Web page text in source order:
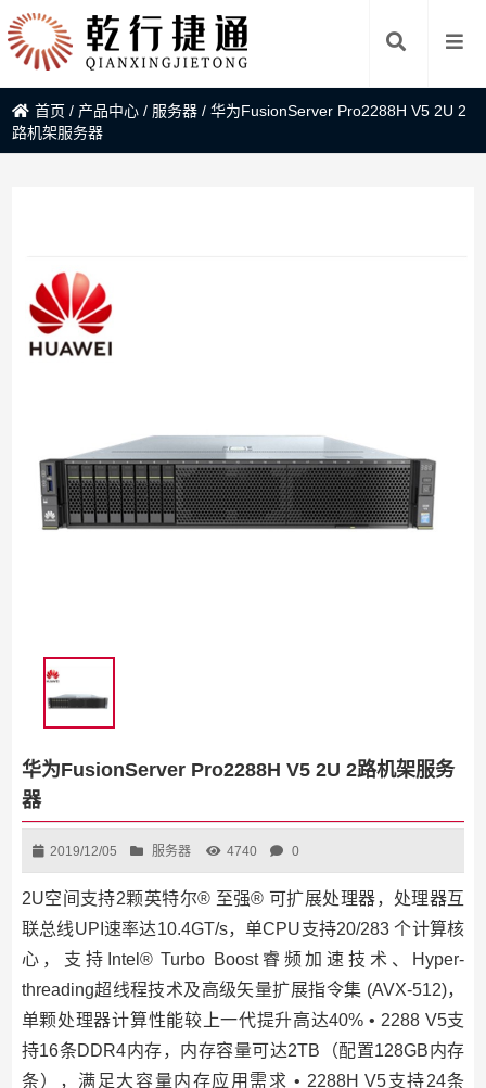
首页 / 产品中心 / 服务器 /华为FusionServer Pro2288H V5 2U 2
路机架服务器
华为FusionServer Pro2288H V5 2U 2路机架服务
器
2019/12/05 服务器 4740 0
2U空间支持2颗英特尔® 至强® 可扩展处理器，处理器互
联总线UPI速率达10.4GT/s，单CPU支持20/283 个计算核
心，支持Intel® Turbo Boost睿频加速技术、Hyper-
threading超线程技术及高级矢量扩展指令集 (AVX-512)，
单颗处理器计算性能较上一代提升高达40% • 2288 V5支
持16条DDR4内存，内存容量可达2TB（配置128GB内存
条），满足大容量内存应用需求 • 2288H V5支持24条